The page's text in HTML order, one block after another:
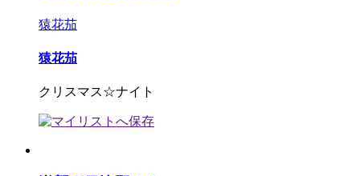
猿花茄
猿花茄
クリスマス☆ナイト